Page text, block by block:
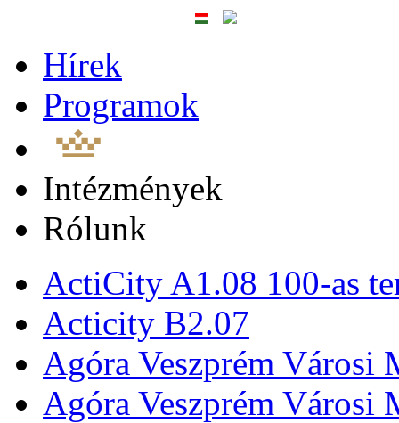
Hírek
Programok
Intézmények
Rólunk
ActiCity A1.08 100-as
Acticity B2.07
Agóra Veszprém Városi
Agóra Veszprém Városi